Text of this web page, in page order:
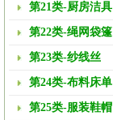
第21类-厨房洁具
第22类-绳网袋篷
第23类-纱线丝
第24类-布料床单
第25类-服装鞋帽